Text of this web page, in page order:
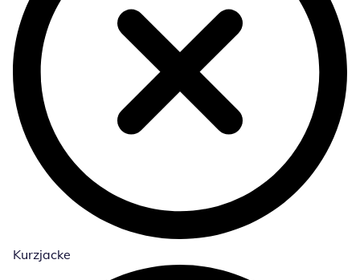
Kurzjacke